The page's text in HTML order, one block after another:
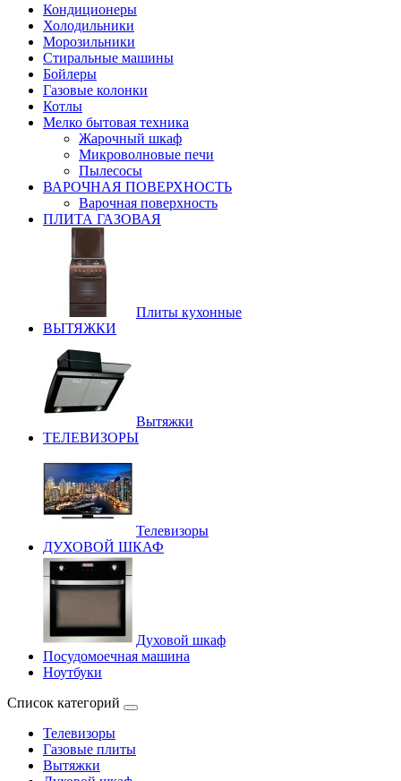
Кондиционеры
Холодильники
Морозильники
Стиральные машины
Бойлеры
Газовые колонки
Котлы
Мелко бытовая техника
Жарочный шкаф
Микроволновые печи
Пылесосы
ВАРОЧНАЯ ПОВЕРХНОСТЬ
Варочная поверхность
ПЛИТА ГАЗОВАЯ
Плиты кухонные
ВЫТЯЖКИ
Вытяжки
ТЕЛЕВИЗОРЫ
Телевизоры
ДУХОВОЙ ШКАФ
Духовой шкаф
Посудомоечная машина
Ноутбуки
Список категорий
Телевизоры
Газовые плиты
Вытяжки